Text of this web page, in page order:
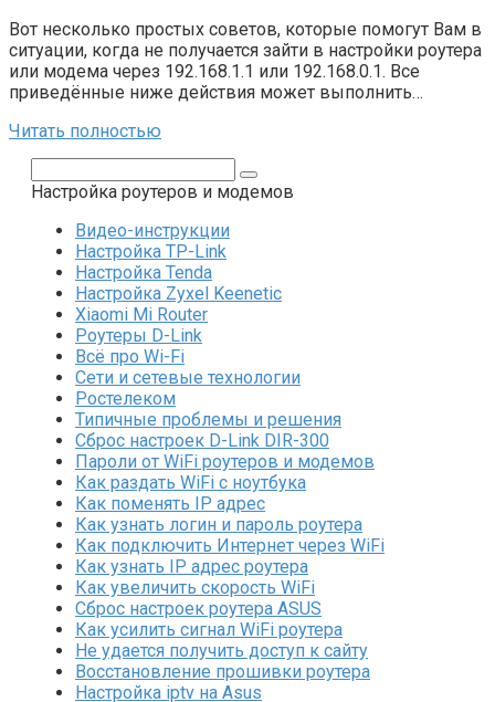
Вот несколько простых советов, которые помогут Вам в
ситуации, когда не получается зайти в настройки роутера
или модема через 192.168.1.1 или 192.168.0.1. Все
приведённые ниже действия может выполнить…
Читать полностью
Настройка роутеров и модемов
Видео-инструкции
Настройка TP-Link
Настройка Tenda
Настройка Zyxel Keenetic
Xiaomi Mi Router
Роутеры D-Link
Всё про Wi-Fi
Сети и сетевые технологии
Ростелеком
Типичные проблемы и решения
Сброс настроек D-Link DIR-300
Пароли от WiFi роутеров и модемов
Как раздать WiFi с ноутбука
Как поменять IP адрес
Как узнать логин и пароль роутера
Как подключить Интернет через WiFi
Как узнать IP адрес роутера
Как увеличить скорость WiFi
Сброс настроек роутера ASUS
Как усилить сигнал WiFi роутера
Не удается получить доступ к сайту
Восстановление прошивки роутера
Настройка iptv на Asus